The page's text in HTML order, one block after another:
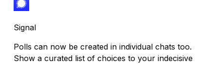
Signal
Polls can now be created in individual chats too.
Show a curated list of choices to your indecisive